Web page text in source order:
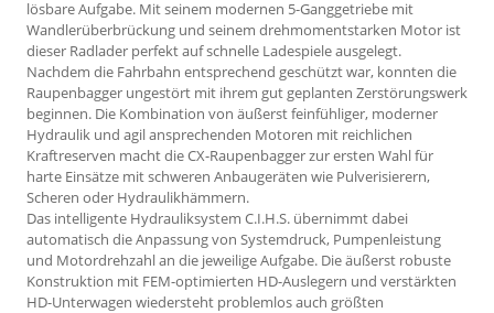
lösbare Aufgabe. Mit seinem modernen 5-Ganggetriebe mit
Wandlerüberbrückung und seinem drehmomentstarken Motor ist
dieser Radlader perfekt auf schnelle Ladespiele ausgelegt.
Nachdem die Fahrbahn entsprechend geschützt war, konnten die
Raupenbagger ungestört mit ihrem gut geplanten Zerstörungswerk
beginnen. Die Kombination von äußerst feinfühliger, moderner
Hydraulik und agil ansprechenden Motoren mit reichlichen
Kraftreserven macht die CX-Raupenbagger zur ersten Wahl für
harte Einsätze mit schweren Anbaugeräten wie Pulverisierern,
Scheren oder Hydraulikhämmern.
Das intelligente Hydrauliksystem C.I.H.S. übernimmt dabei
automatisch die Anpassung von Systemdruck, Pumpenleistung
und Motordrehzahl an die jeweilige Aufgabe. Die äußerst robuste
Konstruktion mit FEM-optimierten HD-Auslegern und verstärkten
HD-Unterwagen wiedersteht problemlos auch größten